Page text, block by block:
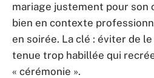
mariage justement pour son
bien en contexte
en soirée. La clé : éviter de
tenue trop habillée qui
« cérémonie ».